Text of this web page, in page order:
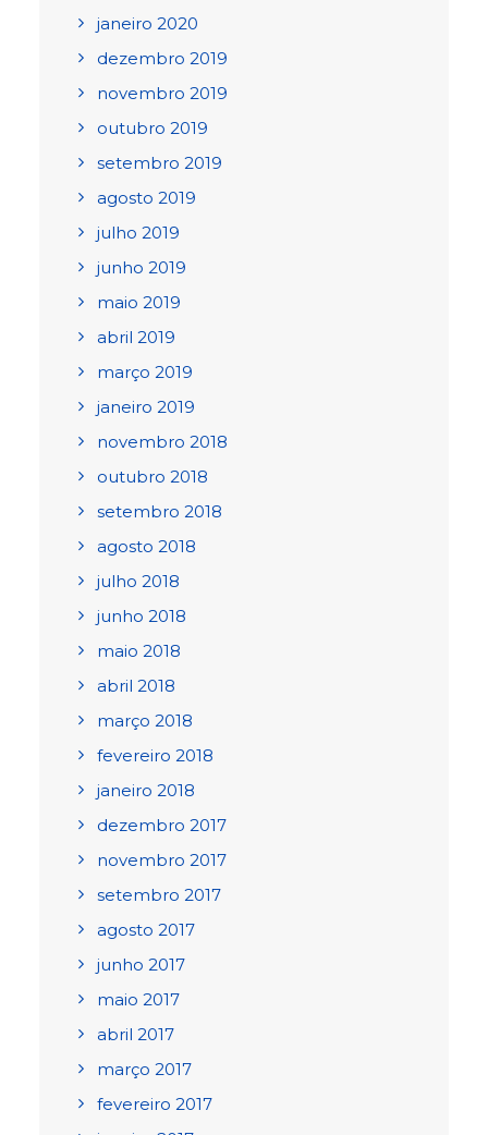
janeiro 2020
dezembro 2019
novembro 2019
outubro 2019
setembro 2019
agosto 2019
julho 2019
junho 2019
maio 2019
abril 2019
março 2019
janeiro 2019
novembro 2018
outubro 2018
setembro 2018
agosto 2018
julho 2018
junho 2018
maio 2018
abril 2018
março 2018
fevereiro 2018
janeiro 2018
dezembro 2017
novembro 2017
setembro 2017
agosto 2017
junho 2017
maio 2017
abril 2017
março 2017
fevereiro 2017